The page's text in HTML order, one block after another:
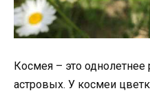
Космея – это однолетнее
астровых. У космеи